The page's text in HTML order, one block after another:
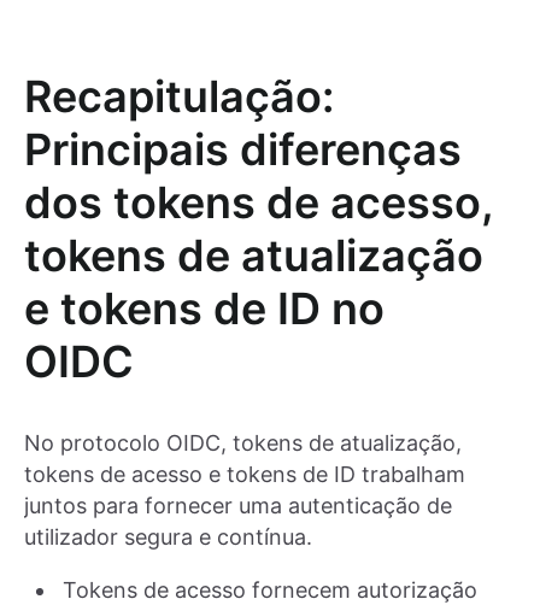
Recapitulação:
Principais diferenças
dos tokens de acesso,
tokens de atualização
e tokens de ID no
OIDC
No protocolo OIDC, tokens de atualização,
tokens de acesso e tokens de ID trabalham
juntos para fornecer uma autenticação de
utilizador segura e contínua.
Tokens de acesso fornecem autorização